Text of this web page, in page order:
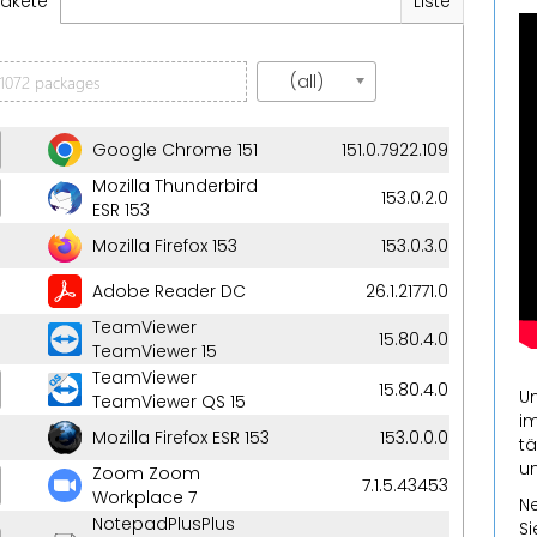
(all)
Google Chrome 151
151.0.7922.109
Mozilla Thunderbird
ESR 153
153.0.2.0
Mozilla Firefox 153
153.0.3.0
Adobe Reader DC
26.1.21771.0
TeamViewer
TeamViewer 15
15.80.4.0
TeamViewer
TeamViewer QS 15
15.80.4.0
Mozilla Firefox ESR 153
153.0.0.0
Zoom Zoom
Workplace 7
7.1.5.43453
NotepadPlusPlus
Account
name
of
ID
Connect Library
CHF